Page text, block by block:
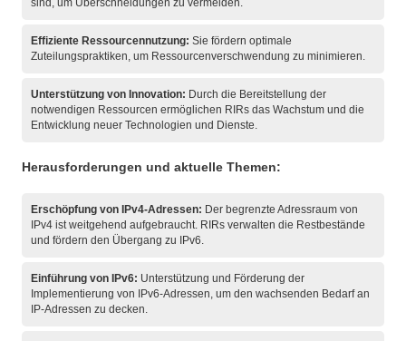
sind, um Überschneidungen zu vermeiden.
Effiziente Ressourcennutzung: Sie fördern optimale
Zuteilungspraktiken, um Ressourcenverschwendung zu minimieren.
Unterstützung von Innovation: Durch die Bereitstellung der
notwendigen Ressourcen ermöglichen RIRs das Wachstum und die
Entwicklung neuer Technologien und Dienste.
Herausforderungen und aktuelle Themen:
Erschöpfung von IPv4-Adressen: Der begrenzte Adressraum von
IPv4 ist weitgehend aufgebraucht. RIRs verwalten die Restbestände
und fördern den Übergang zu IPv6.
Einführung von IPv6: Unterstützung und Förderung der
Implementierung von IPv6-Adressen, um den wachsenden Bedarf an
IP-Adressen zu decken.